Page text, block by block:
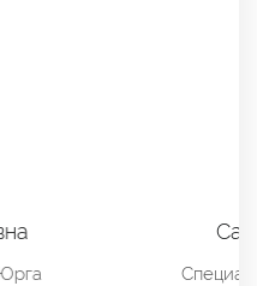
г. Новосибирск